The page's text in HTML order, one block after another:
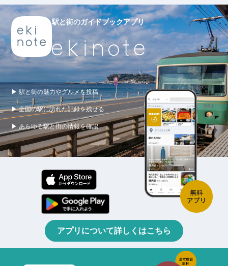
駅と街のガイドブックアプリ
▶ 駅と街の魅力やグルメを投稿
▶ 全国の駅に訪れた記録を残せる
▶ あらゆる駅と街の情報を確認
アプリについて詳しくはこちら